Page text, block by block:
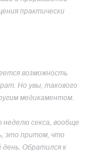
практически
возможность
Но увы, такового
медикаментом.
секса, вообще
это притом, что
день. Обратился к